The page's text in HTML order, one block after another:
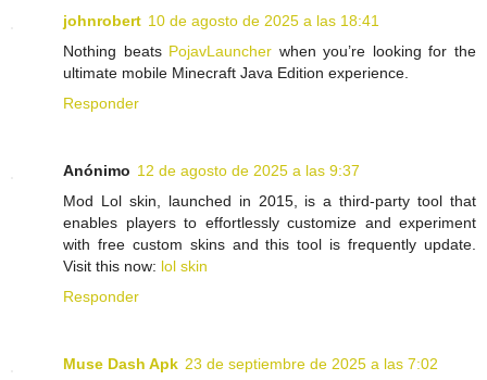
johnrobert 10 de agosto de 2025 a las 18:41
Nothing beats PojavLauncher when you’re looking for the
ultimate mobile Minecraft Java Edition experience.
Responder
Anónimo 12 de agosto de 2025 a las 9:37
Mod Lol skin, launched in 2015, is a third-party tool that
enables players to effortlessly customize and experiment
with free custom skins and this tool is frequently update.
Visit this now: lol skin
Responder
Muse Dash Apk 23 de septiembre de 2025 a las 7:02